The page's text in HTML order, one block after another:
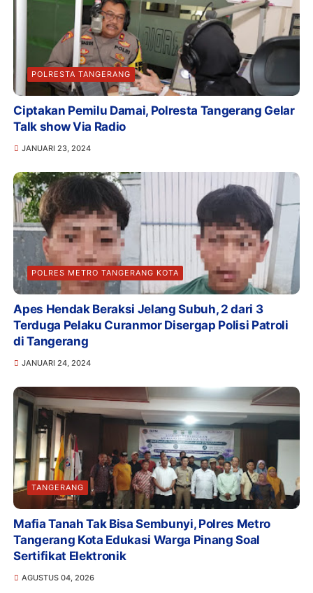
POLRESTA TANGERANG
Ciptakan Pemilu Damai, Polresta Tangerang Gelar
Talk show Via Radio
JANUARI 23, 2024
POLRES METRO TANGERANG KOTA
Apes Hendak Beraksi Jelang Subuh, 2 dari 3
Terduga Pelaku Curanmor Disergap Polisi Patroli
di Tangerang
JANUARI 24, 2024
TANGERANG
Mafia Tanah Tak Bisa Sembunyi, Polres Metro
Tangerang Kota Edukasi Warga Pinang Soal
Sertifikat Elektronik
AGUSTUS 04, 2026